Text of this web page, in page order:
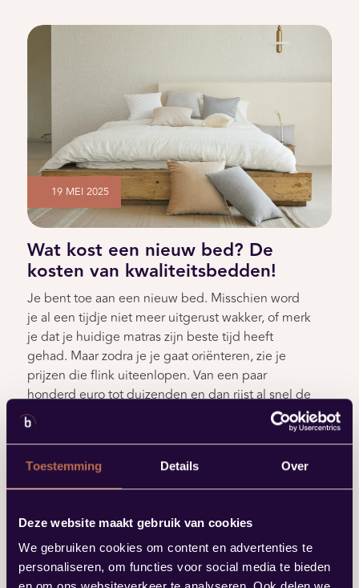
Toestemming Details Over
Deze website maakt gebruik van cookies
We gebruiken cookies om content en advertenties te
personaliseren, om functies voor social media te bieden
19 MEI 2025
Wat kost een nieuw bed? De
kosten van kwaliteitsbedden!
Je bent toe aan een nieuw bed. Misschien word
je al een tijdje niet meer uitgerust wakker, of merk
je dat je huidige matras zijn beste tijd heeft
gehad. Maar zodra je je gaat oriënteren, zie je
prijzen die flink uiteenlopen. Van een paar
honderd euro tot duizenden en dan rijst al snel de
vraag: wat kost een nieuw bed eigenlijk écht?
Lees dit artikel